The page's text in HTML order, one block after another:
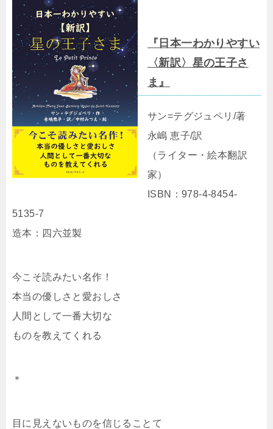
『日本一わかりやすい
〈新訳〉星の王子さ
ま』
サン=テグジュペリ/著
永嶋 恵子/訳
（ライター・絵本翻訳
家）
ISBN：978-4-8454-
5135-7
造本：四六並製
今こそ読みたい名作！
本当の優しさと愛おしさ
人間として一番大切な
ものを教えてくれる
＊
目に見えないものを信じることて